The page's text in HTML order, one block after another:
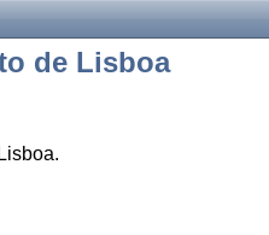
de Lisboa